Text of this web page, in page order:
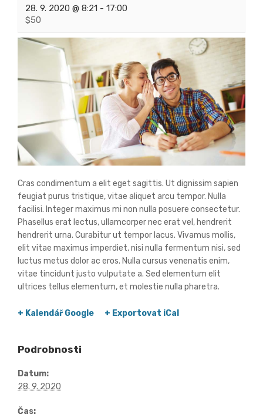
28. 9. 2020 @ 8:21 - 17:00
$50
Cras condimentum a elit eget sagittis. Ut dignissim sapien
feugiat purus tristique, vitae aliquet arcu tempor. Nulla
facilisi. Integer maximus mi non nulla posuere consectetur.
Phasellus erat lectus, ullamcorper nec erat vel, hendrerit
hendrerit urna. Curabitur ut tempor lacus. Vivamus mollis,
elit vitae maximus imperdiet, nisi nulla fermentum nisi, sed
luctus metus dolor ac eros. Nulla cursus venenatis enim,
vitae tincidunt justo vulputate a. Sed elementum elit
ultrices tellus elementum, et molestie nulla pharetra.
+ Kalendář Google + Exportovat iCal
Podrobnosti
Datum:
28. 9. 2020
Čas: